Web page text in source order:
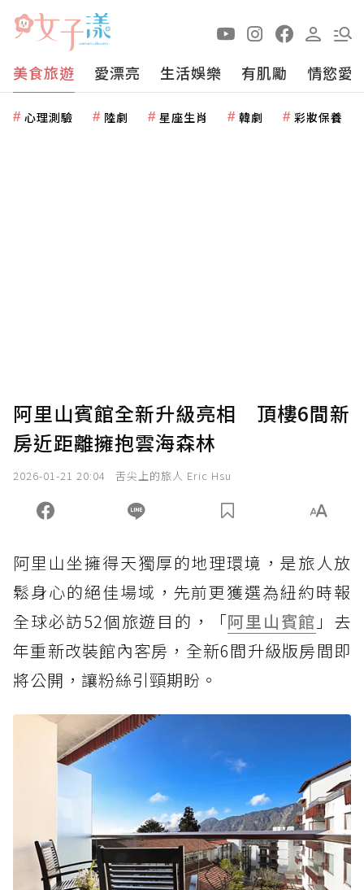
美食旅遊 愛漂亮 生活娛樂 有肌勵 情慾愛
心理測驗 陸劇 星座生肖 韓劇 彩妝保養
阿里山賓館全新升級亮相 頂樓6間新
房近距離擁抱雲海森林
2026-01-21 20:04 舌尖上的旅人 Eric Hsu
阿里山坐擁得天獨厚的地理環境，是旅人放
鬆身心的絕佳場域，先前更獲選為紐約時報
全球必訪52個旅遊目的，「阿里山賓館 」去
年重新改裝館內客房，全新6間升級版房間即
將公開，讓粉絲引頸期盼。